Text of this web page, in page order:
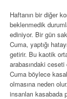
Haftanın bir diğer
beklenmedik
ediniyor. Bir gün
Cuma, yaptığı
getirir. Bu kaotik
arabasındaki
Cuma böylece
olmasına neden
insanları kasabada